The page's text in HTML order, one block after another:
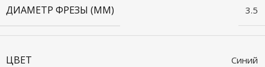
ДИАМЕТР ФРЕЗЫ (ММ) 3.5
ЦВЕТ Синий